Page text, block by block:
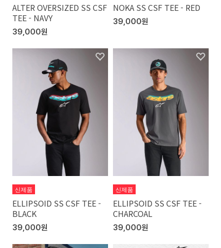
ALTER OVERSIZED SS CSF
TEE - NAVY
39,000원
NOKA SS CSF TEE - RED
39,000원
신제품
ELLIPSOID SS CSF TEE -
BLACK
39,000원
신제품
ELLIPSOID SS CSF TEE -
CHARCOAL
39,000원